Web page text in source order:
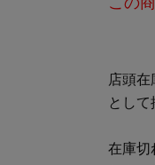
店頭
として
在庫切